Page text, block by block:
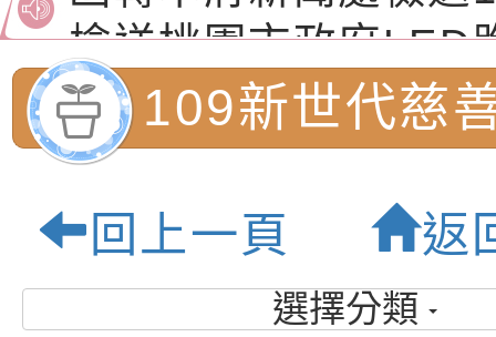
（防空）演習－行動
演練」
節慶祝活動」海報電
交通安全宣導標語播
道安宣導影像素材
檢送桃園市政府LED
字稿及LCD託播影片
檢送行政院新聞傳播
月份公共服務政策溝
檢送本市馬祖新村眷
區《植地有聲》主題
有關本市辦理115年
專注力研習營 「正
緒學習與生命教育(
檢送桃園市政府LED
字稿及LCD託播影片
函轉「2026台東博
109新世代慈
樂饗宴:桃園
民小學-優質
回上一頁 返
選擇分類